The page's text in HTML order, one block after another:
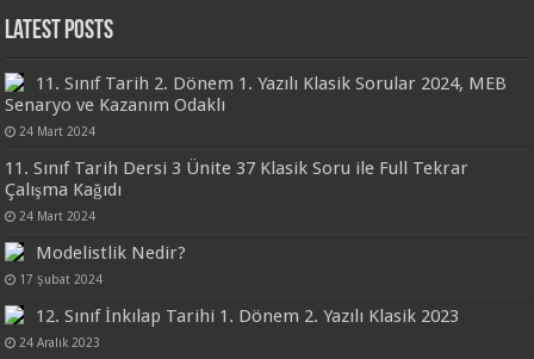
Latest Posts
11. Sınıf Tarih 2. Dönem 1. Yazılı Klasik Sorular 2024, MEB
Senaryo ve Kazanım Odaklı
24 Mart 2024
11. Sınıf Tarih Dersi 3 Ünite 37 Klasik Soru ile Full Tekrar
Çalışma Kağıdı
24 Mart 2024
Modelistlik Nedir?
17 Şubat 2024
12. Sınıf İnkılap Tarihi 1. Dönem 2. Yazılı Klasik 2023
24 Aralık 2023